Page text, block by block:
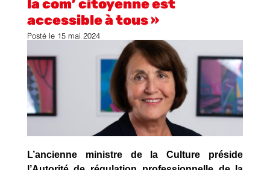
la com’ citoyenne est
accessible à tous »
Posté le 15 mai 2024
L’ancienne ministre de la Culture préside